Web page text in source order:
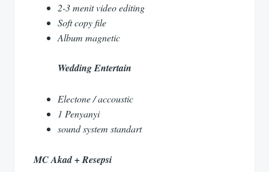
2-3 menit video editing
Soft copy file
Album magnetic
Wedding Entertain
Electone / accoustic
1 Penyanyi
sound system standart
MC Akad + Resepsi